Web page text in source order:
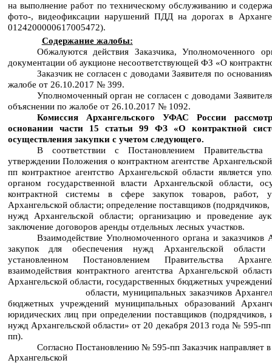
на выполнение работ по техническому обслуживанию и
фото-, видеофиксации нарушений ПДД на дорогах в
0124200000617005472).
Содержание жалобы:
Обжалуются действия Заказчика, Уполномоченного
документации об аукционе несоответствующей ФЗ «О
Заказчик не согласен с доводами Заявителя по
жалобе от 26.10.2017 № 399.
Уполномоченный орган не согласен с доводами
объяснении по жалобе от 26.10.2017 № 1092.
Комиссия Архангельского УФАС России
основании части 15 статьи 99 ФЗ «О контрактной
осуществления закупки с учетом следующего.
В соответствии с Постановлением Правительства
утверждении Положения о контрактном агентстве
пп контрактное агентство Архангельской области является
органом государственной власти Архангельской области,
контрактной системы в сфере закупок товаров, работ,
Архангельской области; определение поставщиков
нужд Архангельской области; организацию и проведение
заключение договоров аренды отдельных лесных участков.
Взаимодействие Уполномоченного органа и заказчиков
закупок для обеспечения нужд Архангельской области
установленном Постановлением Правительства
взаимодействия контрактного агентства Архангельской
Архангельской области, государственных бюджетных
области, муниципальных заказчиков
бюджетных учреждений муниципальных образований
юридических лиц при определении поставщиков (подрядчиков,
нужд Архангельской области» от 20 декабря 2013 года № 595-
пп).
Согласно Постановлению № 595-пп Заказчик направляет
Архангельской